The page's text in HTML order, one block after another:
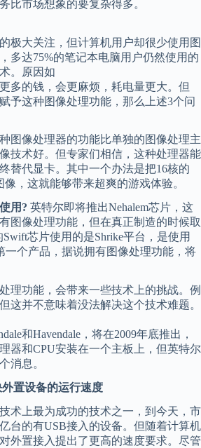
比市场想象的要复杂得多。
极大关注，但计算机用户却很少使用图
多达75%的笔记本电脑用户仍然使用的
。原因如
多的钱，会更麻烦，耗电量更大。但
予这种图像处理功能，那么上述3个问
像处理器的功能比单独的图像处理主
技术好。但专家们相信，这种处理器能
替代显卡。其中一个办法是把16核的
，这就能够带来超爽的游戏体验。
用? 英特尔即将推出Nehalem芯片，这
图像处理功能，但在真正制造的时候取
芯片使用的是Shrike平台，是使用
一个产品，据说拥有图像处理功能，将
功能，会带来一些技术上的挑战。例
这并不意味着没法解决这个技术难题。
和Havendale，将在2009年底推出，
器和CPU安装在一个主板上，但英特尔
消息。
置设备的运行速度
上最为成功的技术之一，到今天，市
台的有USB接入的设备。但随着计算机
外置接入提出了更高的速度要求。尽管